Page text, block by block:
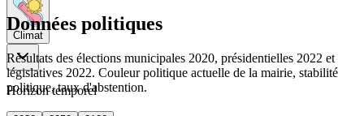
Climat
Horizon temporel
Données politiques
Résultats des élections municipales 2020, présidentielles 2022 et
législatives 2022. Couleur politique actuelle de la mairie, stabilité
politique, taux d'abstention.